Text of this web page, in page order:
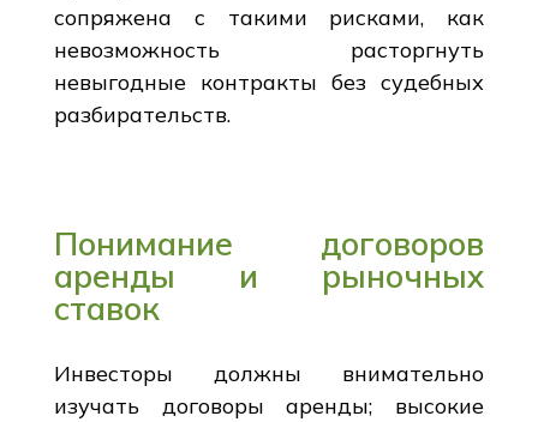
сопряжена с такими рисками, как
невозможность расторгнуть
невыгодные контракты без судебных
разбирательств.
Понимание договоров
аренды и рыночных
ставок
Инвесторы должны внимательно
изучать договоры аренды; высокие